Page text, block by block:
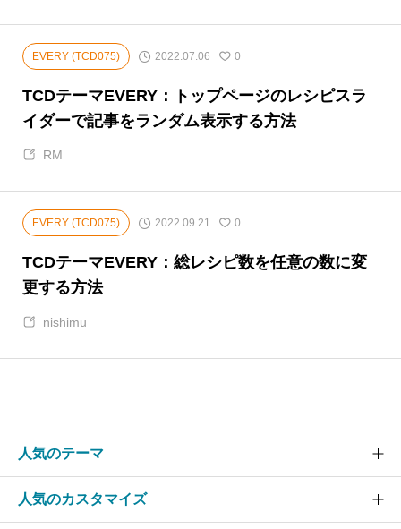
EVERY (TCD075) 2022.07.06 0
TCDテーマEVERY：トップページのレシピスラ
イダーで記事をランダム表示する方法
RM
EVERY (TCD075) 2022.09.21 0
TCDテーマEVERY：総レシピ数を任意の数に変
更する方法
nishimu
人気のテーマ
SOLARIS
人気のカスタマイズ